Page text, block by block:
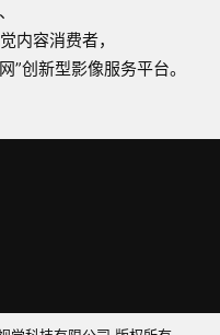
内容消费者，
创新型影像服务平台。